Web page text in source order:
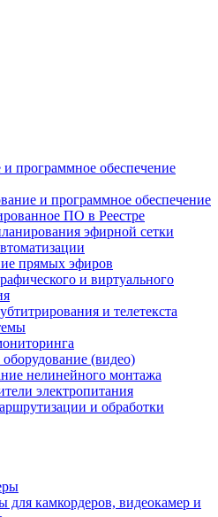
программное обеспечение
и программное обеспечение
ПО в Реестре
эфирной сетки
прямых эфиров
и виртуального
и телетекста
(видео)
нелинейного монтажа
электропитания
и обработки
для камкордеров, видеокамер и